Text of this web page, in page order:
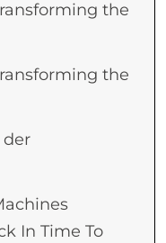
the
the
der
In Time To